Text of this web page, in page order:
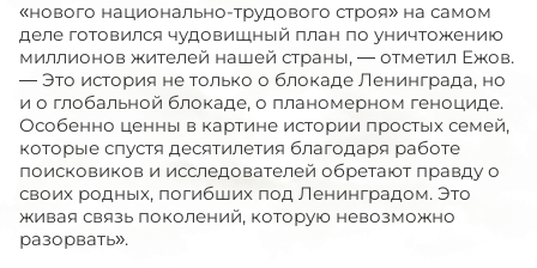
«нового национально-трудового строя» на самом
деле готовился чудовищный план по уничтожению
миллионов жителей нашей страны, — отметил Ежов.
— Это история не только о блокаде Ленинграда, но
и о глобальной блокаде, о планомерном геноциде.
Особенно ценны в картине истории простых семей,
которые спустя десятилетия благодаря работе
поисковиков и исследователей обретают правду о
своих родных, погибших под Ленинградом. Это
живая связь поколений, которую невозможно
разорвать».